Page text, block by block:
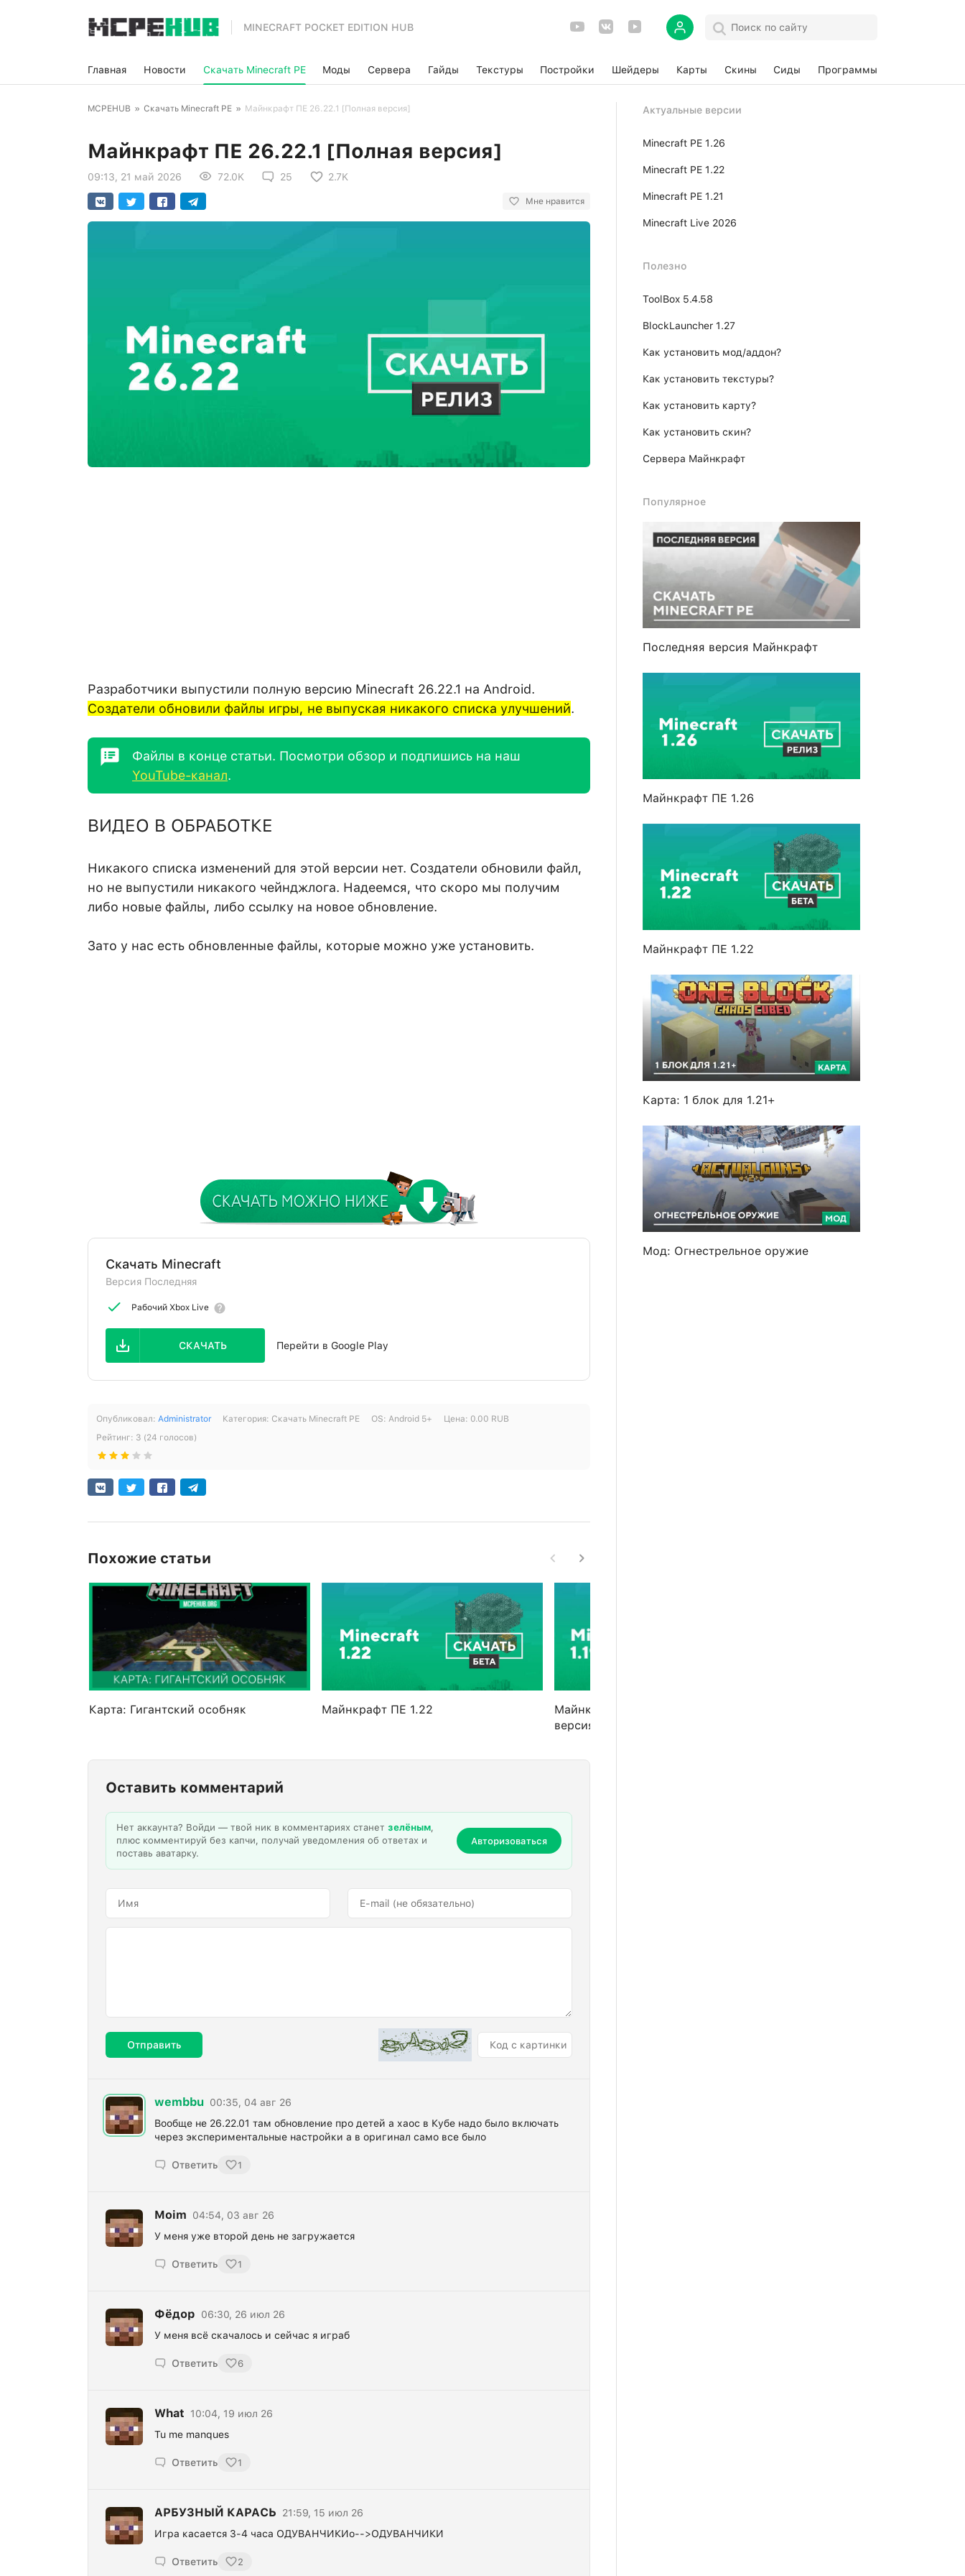
MINECRAFT POCKET EDITION HUB
Главная Новости Скачать Minecraft PE Моды Сервера Гайды Текстуры Постройки Шейдеры Карты Скины Сиды Программы
MCPEHUB » Скачать Minecraft PE » Майнкрафт ПЕ 26.22.1 [Полная версия]
Майнкрафт ПЕ 26.22.1 [Полная версия]
09:13, 21 май 2026 72.0K 25 2.7K
Мне нравится
Разработчики выпустили полную версию Minecraft 26.22.1 на Android.
Создатели обновили файлы игры, не выпуская никакого списка улучшений.
Файлы в конце статьи. Посмотри обзор и подпишись на наш
YouTube-канал.
ВИДЕО В ОБРАБОТКЕ
Никакого списка изменений для этой версии нет. Создатели обновили файл,
но не выпустили никакого чейнджлога. Надеемся, что скоро мы получим
либо новые файлы, либо ссылку на новое обновление.
Зато у нас есть обновленные файлы, которые можно уже установить.
Скачать Minecraft
Версия Последняя
Рабочий Xbox Live
СКАЧАТЬ Перейти в Google Play
Опубликовал: Administrator Категория: Скачать Minecraft PE ОS: Android 5+ Цена: 0.00 RUB
Рейтинг: 3 (24 голосов)
Похожие статьи
Карта: Гигантский особняк Майнкрафт ПЕ 1.22
Майнкрафт ПЕ 1.19.40.02 [Полная
версия]
Оставить комментарий
Нет аккаунта? Войди — твой ник в комментариях станет зелёным,
плюс комментируй без капчи, получай уведомления об ответах и
поставь аватарку.
Авторизоваться
Отправить
wembbu 00:35, 04 авг 26
Вообще не 26.22.01 там обновление про детей а хаос в Кубе надо было включать
через экспериментальные настройки а в оригинал само все было
Ответить 1
Moim
04:54, 03 авг 26
У меня уже второй день не загружается
Ответить 1
Фёдор
06:30, 26 июл 26
У меня всё скачалось и сейчас я играб
Ответить 6
What
10:04, 19 июл 26
Tu me manques
Ответить 1
АРБУЗНЫЙ КАРАСЬ
21:59, 15 июл 26
Игра касается 3-4 часа ОДУВАНЧИКИо-->ОДУВАНЧИКИ
Ответить 2
Актуальные версии
Minecraft PE 1.26
Minecraft PE 1.22
Minecraft PE 1.21
Minecraft Live 2026
Полезно
ToolBox 5.4.58
BlockLauncher 1.27
Как установить мод/аддон?
Как установить текстуры?
Как установить карту?
Как установить скин?
Сервера Майнкрафт
Популярное
Последняя версия Майнкрафт
Майнкрафт ПЕ 1.26
Майнкрафт ПЕ 1.22
Карта: 1 блок для 1.21+
Мод: Огнестрельное оружие